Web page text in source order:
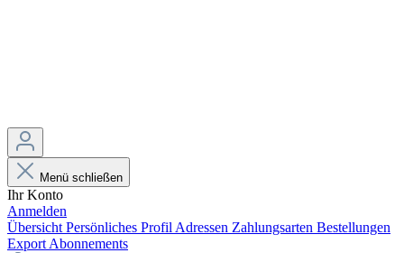
Menü schließen
Ihr Konto
Anmelden
Übersicht Persönliches Profil Adressen Zahlungsarten Bestellungen
Export Abonnements